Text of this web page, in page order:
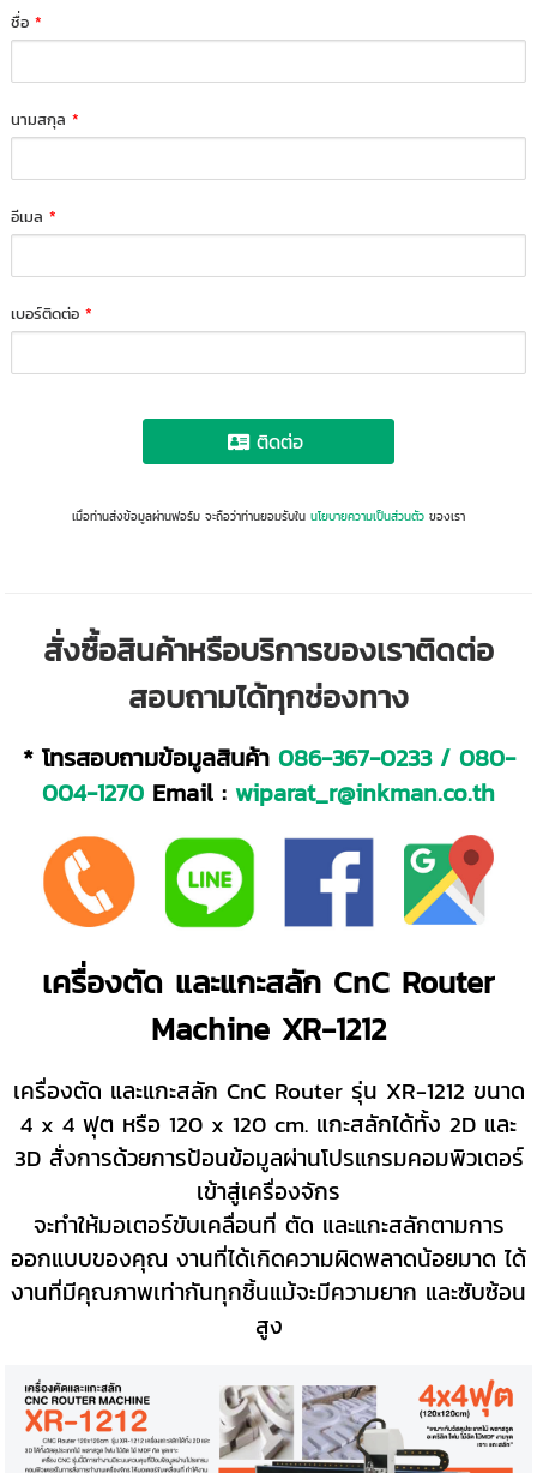
ชื่อ*
นามสกุล*
อีเมล*
เบอร์ติดต่อ*
ติดต่อ
เมื่อท่านส่งข้อมูลผ่านฟอร์ม จะถือว่าท่านยอมรับใน นโยบายความเป็นส่วนตัว ของเรา
สั่งซื้อสินค้าหรือบริการของเราติดต่อ
สอบถามได้ทุกช่องทาง
* โทรสอบถามข้อมูลสินค้า 086-367-0233/ 080-
004-1270 Email : wiparat_r@inkman.co.th
เครื่องตัด และแกะสลัก CnC Router
Machine XR-1212
เครื่องตัด และแกะสลัก CnC Router รุ่น XR-1212 ขนาด
4 x 4 ฟุต หรือ 120 x 120 cm. แกะสลักได้ทั้ง 2D และ
3D สั่งการด้วยการป้อนข้อมูลผ่านโปรแกรมคอมพิวเตอร์
เข้าสู่เครื่องจักร
จะทำให้มอเตอร์ขับเคลื่อนที่ ตัด และแกะสลักตามการ
ออกแบบของคุณ งานที่ได้เกิดความผิดพลาดน้อยมาด ได้
งานที่มีคุณภาพเท่ากันทุกชิ้นแม้จะมีความยาก และซับซ้อน
สูง